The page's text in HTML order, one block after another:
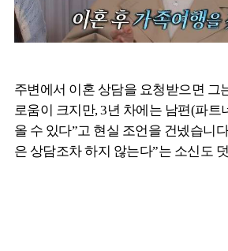
주변에서 이혼 상담을 요청받으면 그
로움이 크지만, 3년 차에는 남편(파트
올 수 있다”고 현실 조언을 건넸습니
은 상담조차 하지 않는다”는 소신도